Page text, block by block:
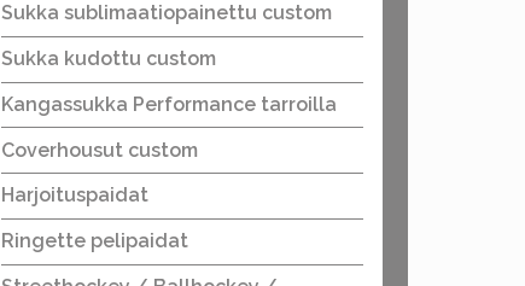
Sukka sublimaatiopainettu custom
Sukka kudottu custom
Kangassukka Performance tarroilla
Coverhousut custom
Harjoituspaidat
Ringette pelipaidat